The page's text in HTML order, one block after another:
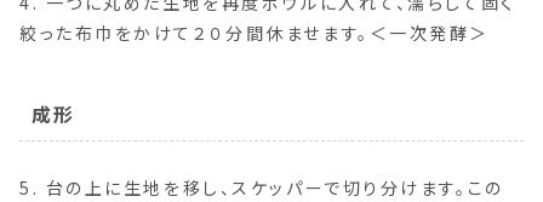
絞った布巾をかけて２０分間休ませます。＜一次発酵＞
成形
5. 台の上に生地を移し、スケッパーで切り分けます。この